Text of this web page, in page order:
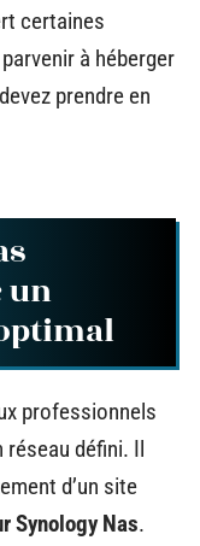
certaines
à héberger
prendre en
un
professionnels
réseau défini. Il
d’un site
Synology Nas.